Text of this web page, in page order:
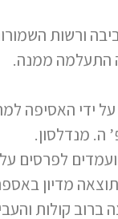
ורשות
התעלמה ממנה.
ידי האסיפה
לפרסים על
מדיון
קולות